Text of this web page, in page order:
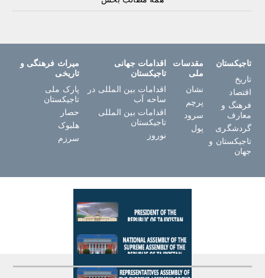
تاجیکستان
تاریخ
اقتصاد
فرهنگ و
معارف
گردشگری
تاجیکستان و
جهان
مقدسات
ملی
نشان
پرچم
سرود
پول
اقدامات جهانی
تاجیکستان
اقدامات بین المللی در
ساحه آب
اقدامات بین المللی
تاجیکستان
نوروز
میراث فرهنگی و
تاریخی
پارک ملی
تاجیکستان
حصار
هلبوک
سرزم